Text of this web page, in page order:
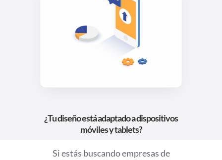
¿Tu diseño está adaptado a dispositivos
móviles y tablets?
Si estás buscando empresas de